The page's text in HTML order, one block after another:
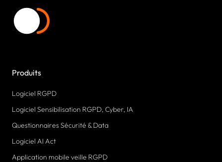
Produits
Logiciel RGPD
Logiciel Sensibilisation RGPD, Cyber, IA
Questionnaires Sécurité & Data
Logiciel AI Act
Application mobile veille RGPD